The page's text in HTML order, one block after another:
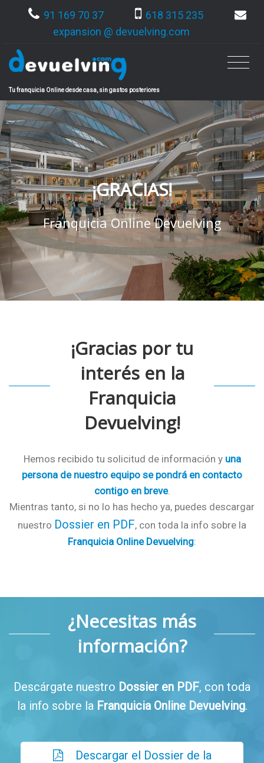
91 169 70 37
618 315 235
expansion @ devuelving.com
Tu franquicia Online desde casa, sin gastos posteriores
¡GRACIAS!
Franquicia Online Devuelving
¡Gracias por tu
interés en la
Franquicia
Devuelving!
Hemos recibido tu solicitud de información y una
persona de nuestro equipo se pondrá en contacto
contigo en breve.
Mientras tanto, si no lo has hecho ya, puedes descargar
nuestro Dossier en PDF, con toda la info sobre la
Franquicia Online Devuelving:
¿Necesitas más
información?
Descárgate nuestro Dossier en PDF, con toda
la info sobre la Franquicia Online Devuelving.
Descargar el Dossier de la